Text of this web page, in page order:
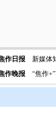
作日报
新媒体
作晚报
“焦作